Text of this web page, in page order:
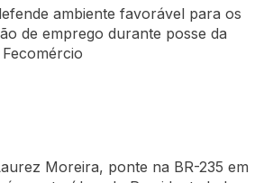
ambiente favorável para os
de emprego durante posse da
Moreira, ponte na BR-235 em